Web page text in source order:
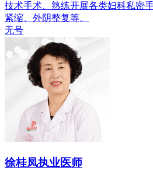
技术手术、熟练开展各类妇科私密
紧缩、外阴整复等。
无号
徐桂凤执业医师